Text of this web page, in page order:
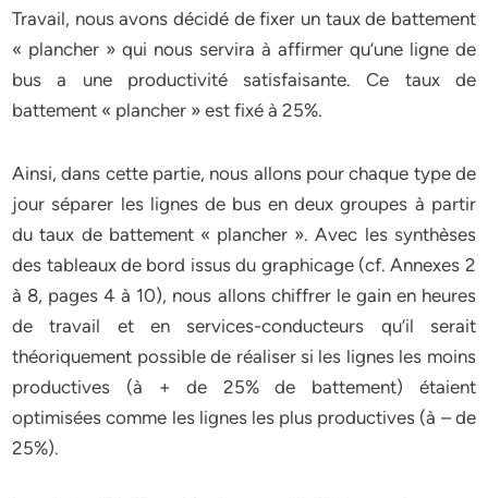
Travail, nous avons décidé de fixer un taux de battement
« plancher » qui nous servira à affirmer qu’une ligne de
bus a une productivité satisfaisante. Ce taux de
battement « plancher » est fixé à 25%.
Ainsi, dans cette partie, nous allons pour chaque type de
jour séparer les lignes de bus en deux groupes à partir
du taux de battement « plancher ». Avec les synthèses
des tableaux de bord issus du graphicage (cf. Annexes 2
à 8, pages 4 à 10), nous allons chiffrer le gain en heures
de travail et en services-conducteurs qu’il serait
théoriquement possible de réaliser si les lignes les moins
productives (à + de 25% de battement) étaient
optimisées comme les lignes les plus productives (à – de
25%).